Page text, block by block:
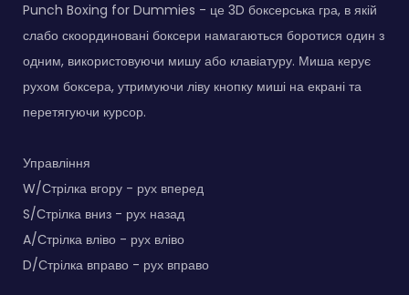
Punch Boxing for Dummies - це 3D боксерська гра, в якій
слабо скоординовані боксери намагаються боротися один з
одним, використовуючи мишу або клавіатуру. Миша керує
рухом боксера, утримуючи ліву кнопку миші на екрані та
перетягуючи курсор.
Управління
W/Стрілка вгору - рух вперед
S/Стрілка вниз - рух назад
A/Стрілка вліво - рух вліво
D/Стрілка вправо - рух вправо